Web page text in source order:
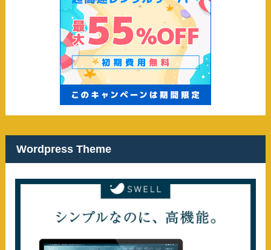
Wordpress Theme